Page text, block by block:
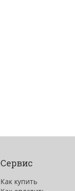
Сервис
Как купить